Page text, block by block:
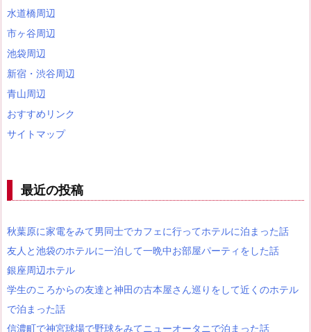
水道橋周辺
市ヶ谷周辺
池袋周辺
新宿・渋谷周辺
青山周辺
おすすめリンク
サイトマップ
最近の投稿
秋葉原に家電をみて男同士でカフェに行ってホテルに泊まった話
友人と池袋のホテルに一泊して一晩中お部屋パーティをした話
銀座周辺ホテル
学生のころからの友達と神田の古本屋さん巡りをして近くのホテル
で泊まった話
信濃町で神宮球場で野球をみてニューオータニで泊まった話